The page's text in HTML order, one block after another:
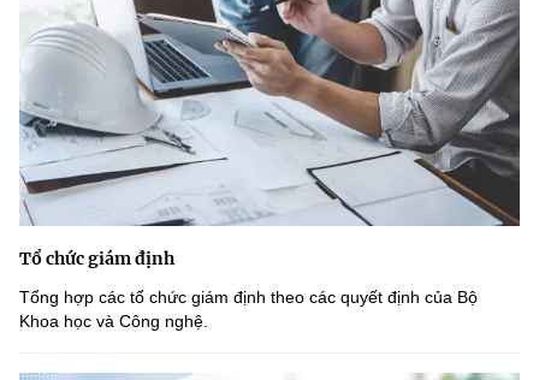
Tổ chức giám định
Tổng hợp các tổ chức giám định theo các quyết định của Bộ
Khoa học và Công nghệ.